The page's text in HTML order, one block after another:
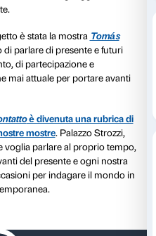
i giorni da domenica 8
istituzione si è trovata di
del rapporto diretto con
del nostro lavoro.
il progettoIn Contatto: il
trasformato in una
a
attraverso il